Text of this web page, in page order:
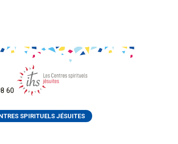
60
SPIRITUELS JÉSUITES